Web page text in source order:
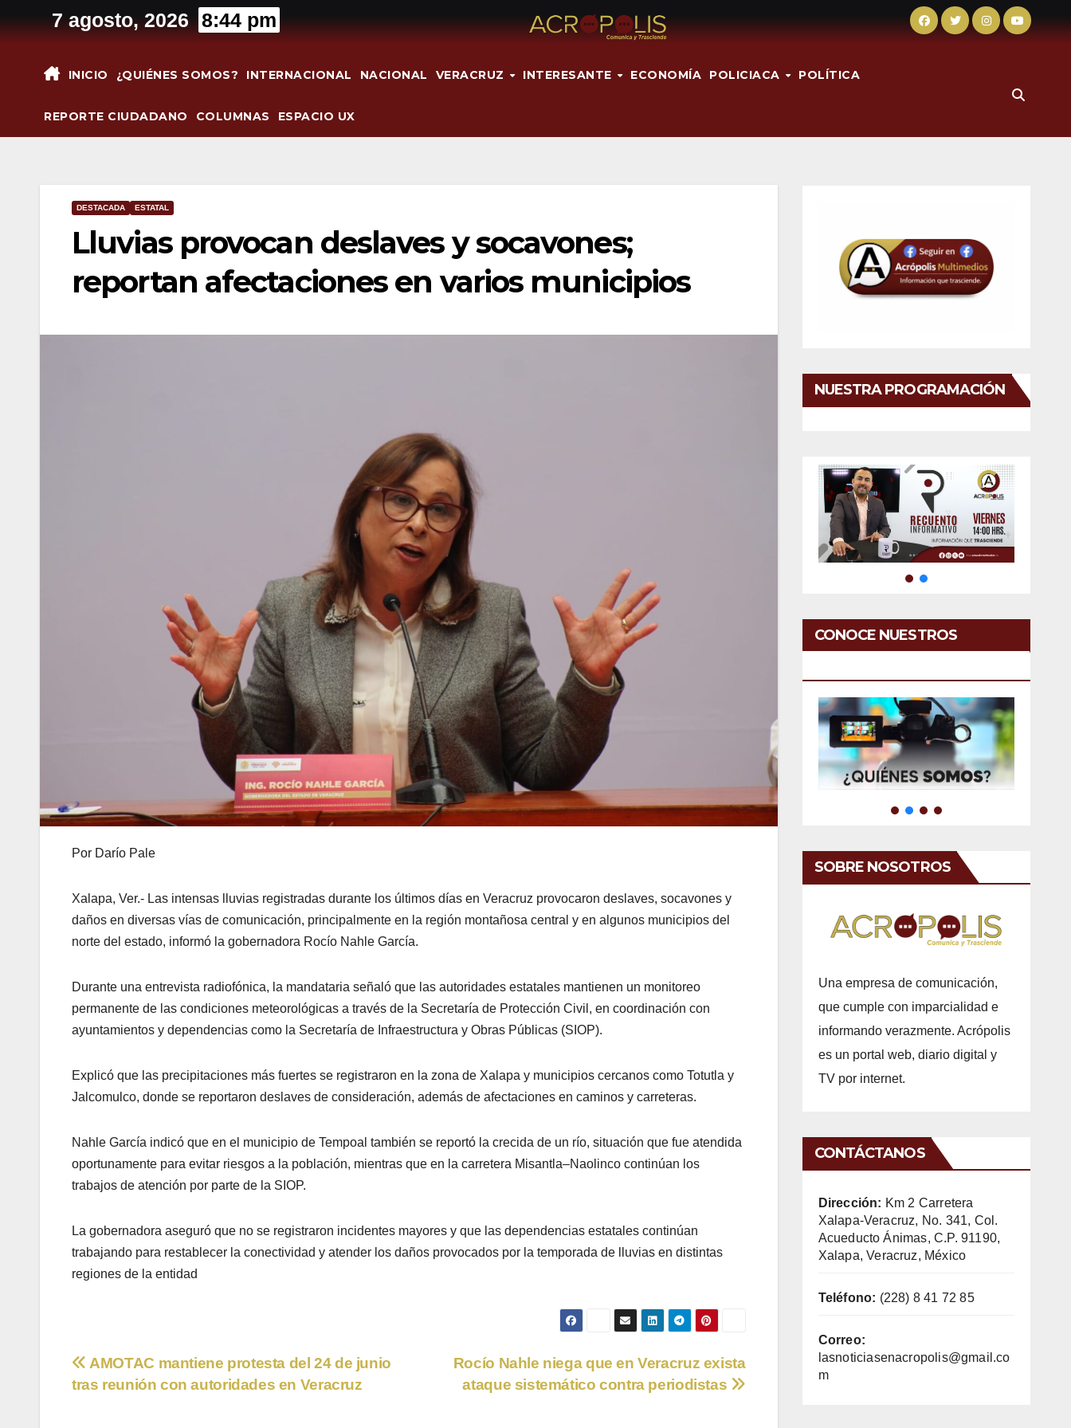
al
7 agosto, 2026 8:44 pm
INICIO ¿QUIÉNES SOMOS? INTERNACIONAL NACIONAL VERACRUZ INTERESANTE ECONOMÍA POLICIACA POLÍTICA
REPORTE CIUDADANO COLUMNAS ESPACIO UX
DESTACADA ESTATAL
Lluvias provocan deslaves y socavones;
reportan afectaciones en varios municipios
Por Darío Pale
Xalapa, Ver.- Las intensas lluvias registradas durante los últimos días en Veracruz provocaron deslaves, socavones y
daños en diversas vías de comunicación, principalmente en la región montañosa central y en algunos municipios del
norte del estado, informó la gobernadora Rocío Nahle García.
Durante una entrevista radiofónica, la mandataria señaló que las autoridades estatales mantienen un monitoreo
permanente de las condiciones meteorológicas a través de la Secretaría de Protección Civil, en coordinación con
ayuntamientos y dependencias como la Secretaría de Infraestructura y Obras Públicas (SIOP).
Explicó que las precipitaciones más fuertes se registraron en la zona de Xalapa y municipios cercanos como Totutla y
Jalcomulco, donde se reportaron deslaves de consideración, además de afectaciones en caminos y carreteras.
Nahle García indicó que en el municipio de Tempoal también se reportó la crecida de un río, situación que fue atendida
oportunamente para evitar riesgos a la población, mientras que en la carretera Misantla–Naolinco continúan los
trabajos de atención por parte de la SIOP.
La gobernadora aseguró que no se registraron incidentes mayores y que las dependencias estatales continúan
trabajando para restablecer la conectividad y atender los daños provocados por la temporada de lluvias en distintas
regiones de la entidad
Navegación
Rocío Nahle niega que en Veracruz exista
ataque sistemático contra periodistas
AMOTAC mantiene protesta del 24 de junio
tras reunión con autoridades en Veracruz
NUESTRA PROGRAMACIÓN
CONOCE NUESTROS
SOBRE NOSOTROS
Una empresa de comunicación,
que cumple con imparcialidad e
informando verazmente. Acrópolis
es un portal web, diario digital y
TV por internet.
CONTÁCTANOS
Dirección: Km 2 Carretera
Xalapa-Veracruz, No. 341, Col.
Acueducto Ánimas, C.P. 91190,
Xalapa, Veracruz, México
Teléfono: (228) 8 41 72 85
Correo:
lasnoticiasenacropolis@gmail.co
m